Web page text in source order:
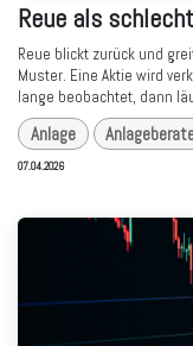
Reue als
Reue blickt zurück und
Muster. Eine Aktie wird
lange beobachtet, dann
Anlage
07.04.2026